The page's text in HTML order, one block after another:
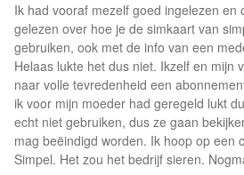
Ik had vooraf mezelf goed ingelezen en
gelezen over hoe je de simkaart van
gebruiken, ook met de info van een
Helaas lukte het dus niet. Ikzelf en mijn
naar volle tevredenheid een
ik voor mijn moeder had geregeld lukt
echt niet gebruiken, dus ze gaan
mag beëindigd worden. Ik hoop op een
Simpel. Het zou het bedrijf sieren.